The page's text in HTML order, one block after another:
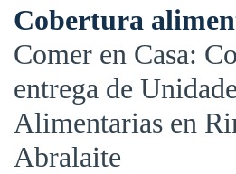
Cobertura
Comer en Casa:
entrega de
Alimentarias en
Abralaite